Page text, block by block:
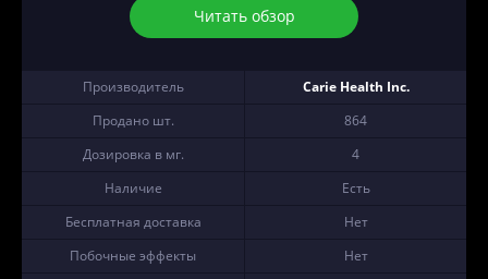
Читать обзор
Производитель
Carie Health Inc.
Продано шт.
864
Дозировка в мг.
4
Наличие
Есть
Бесплатная доставка
Нет
Побочные эффекты
Нет